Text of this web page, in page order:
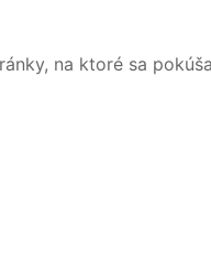
na ktoré sa